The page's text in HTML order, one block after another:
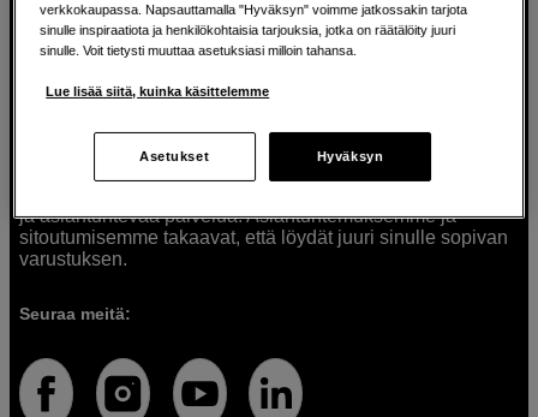
Olemme Scandinavian Photolla jo yli 40 vuoden ajan
auttaneet luovia ihmisiä toteuttamaan visioitaan.
Tarjoamme inspiraatiota, asiantuntemusta ja tuotteita
muun muassa valokuvauksen, äänen, videokuvauksen ja
musiikin ja taiteen harrastajia. Oikeilla työkaluilla ideat
muuttuvat todellisuudeksi. Autamme sinua valitsemaan
ja asiantuntevaa palvelua. Asiantuntemuksemme ja
sitoutumisemme takaavat, että löydät juuri sinulle sopivan
varustuksen.
Seuraa meitä:
verkkokaupassa. Napsauttamalla "Hyväksyn" voimme jatkossakin tarjota
sinulle inspiraatiota ja henkilökohtaisia tarjouksia, jotka on räätälöity juuri
sinulle. Voit tietysti muuttaa asetuksiasi milloin tahansa.
Lue lisää siitä, kuinka käsittelemme
Asetukset Hyväksyn